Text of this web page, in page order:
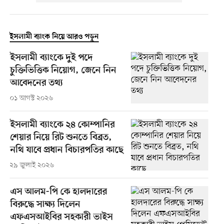
ইসলামী ব্যাংক নিয়ে আরও পড়ুন
ইসলামী ব্যাংকে দুই পদে
চুক্তিভিত্তিক নিয়োগ, জেনে নিন
আবেদনের তথ্য
০১ আগস্ট ২০২৬
ইসলামী ব্যাংকে ২৪ কোম্পানির
শেয়ার নিয়ে রিট শুনতে বিব্রত,
নথি যাবে প্রধান বিচারপতির কাছে
২৯ জুলাই ২০২৬
এস আলম-পি কে হালদারের
বিরুদ্ধে সাক্ষ্য দিলেন
এফএসআইবির সহকারী ভাইস